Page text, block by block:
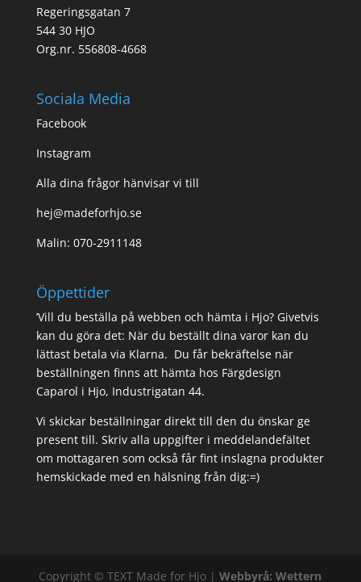
Regeringsgatan 7
544 30 HJO
Org.nr. 556808-4668
Sociala Media
Facebook
Instagram
Alla dina frågor hänvisar vi till
hej@madeforhjo.se
Malin: 070-2911148
Öppettider
’Vill du beställa på webben och hämta i Hjo? Givetvis
kan du göra det: När du beställt dina varor kan du
lättast betala via Klarna. Du får bekräftelse när
beställningen finns att hämta hos Färgdesign
Caparol i Hjo, Industrigatan 44.
Vi skickar beställningar direkt till den du önskar ge
present till. Skriv alla uppgifter i meddelandefältet
om mottagaren som också får fint inslagna produkter
hemskickade med en hälsning från dig:=)
Copyright ©TEXT Made for Hjo |Webbyrå: Wettern